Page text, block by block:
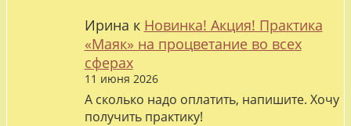
Ирина к Новинка! Акция! Практика
«Маяк» на процветание во всех
сферах
11 июня 2026
А сколько надо оплатить, напишите. Хочу
получить практику!